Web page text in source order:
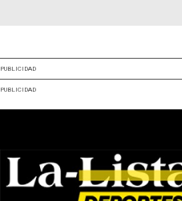
PUBLICIDAD
PUBLICIDAD